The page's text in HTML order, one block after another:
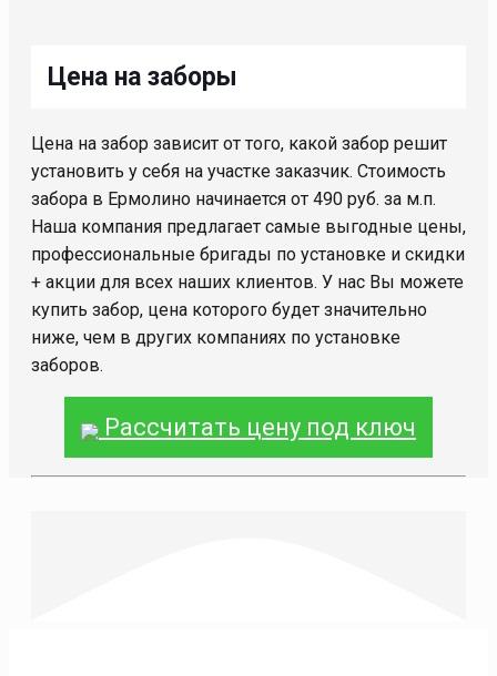
Цена на заборы
Цена на забор зависит от того, какой забор решит
установить у себя на участке заказчик. Стоимость
забора в Ермолино начинается от 490 руб. за м.п.
Наша компания предлагает самые выгодные цены,
профессиональные бригады по установке и скидки
+ акции для всех наших клиентов. У нас Вы можете
купить забор, цена которого будет значительно
ниже, чем в других компаниях по установке
заборов.
Рассчитать цену под ключ